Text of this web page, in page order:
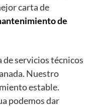
carta de
de
de servicios técnicos
Nuestro
estable.
podemos dar